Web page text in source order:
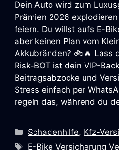
Dein Auto wird zum
Prämien 2026
feiern. Du willst aufs E-
aber keinen Plan vom
Akkubränden? 🚲🔥 Lass
Risk-BOT ist dein VIP-
Beitragsabzocke und
Stress einfach per
regeln das, während du
Schadenhilfe, Kfz-
E-Bike Versicherung